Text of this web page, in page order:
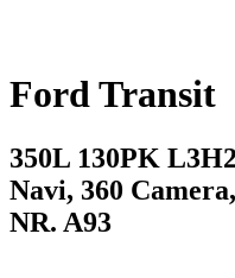
Ford Transit
350L 130PK
Navi, 360
NR. A93